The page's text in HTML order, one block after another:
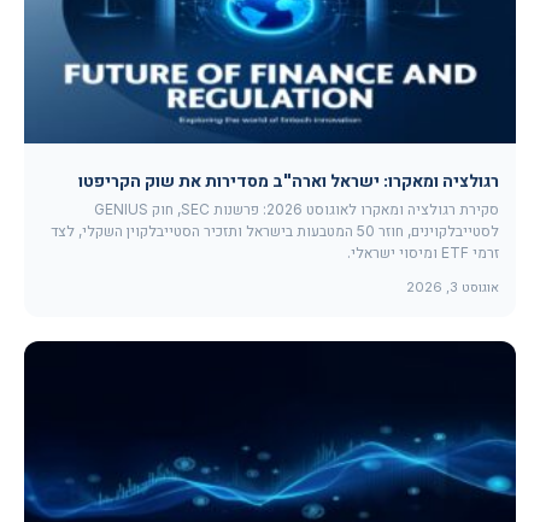
רגולציה ומאקרו: ישראל וארה"ב מסדירות את שוק הקריפטו
סקירת רגולציה ומאקרו לאוגוסט 2026: פרשנות SEC, חוק GENIUS
לסטייבלקוינים, חוזר 50 המטבעות בישראל ותזכיר הסטייבלקוין השקלי, לצד
זרמי ETF ומיסוי ישראלי.
אוגוסט 3, 2026